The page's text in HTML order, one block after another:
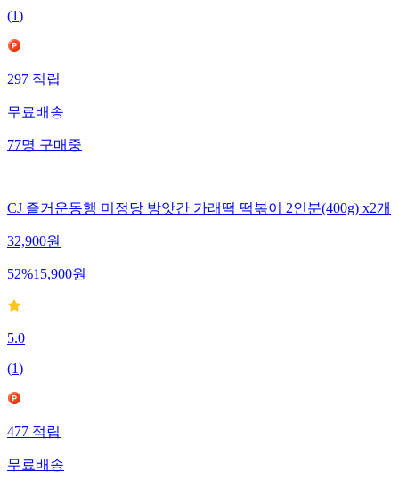
(1)
297적립
무료배송
77명구매중
CJ 즐거운동행 미정당 방앗간 가래떡 떡볶이 2인분(400g) x2개
32,900원
52%15,900원
5.0
(1)
477적립
무료배송